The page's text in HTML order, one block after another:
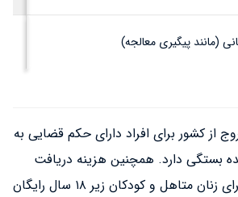
(مانند پیگیری معالجه)
از کشور برای افراد دارای حکم قضایی به
بستگی دارد. همچنین هزینه دریافت
مجوز خروج از کشور برای زنان متاهل و کودکان زیر ۱۸ سال رایگان